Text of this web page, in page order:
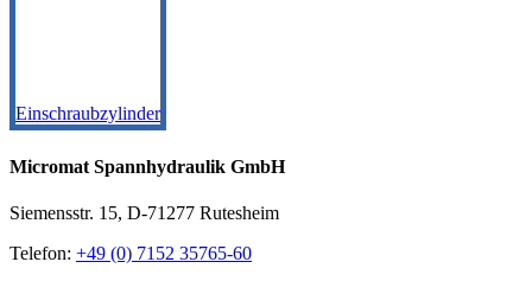
Einschraubzylinder
Micromat Spannhydraulik GmbH
Siemensstr. 15, D-71277 Rutesheim
Telefon: +49 (0) 7152 35765-60